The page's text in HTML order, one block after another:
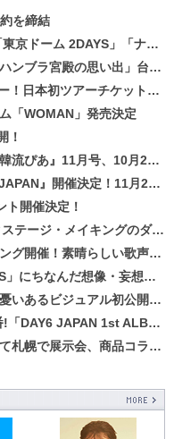
を締結
京セラドーム1DAY」2019年ドームツアー開催決定！！
の思い出」台本読み現場を公開
チケットが早くもプレミア化！？
「WOMAN」発売決定
！
11月号、10月22日（月）発売！
月21、22日にパシフィコ横浜にて実施
ト開催決定！
キングのダイジェスト映像が公開！
らしい歌声に癒される贅沢な時間
だ想像・妄想企画がスタート！
リョウク、SHIN、KENらのコメントが到着！
」発売記念 ライブ@ニコ生」を配信決定!
示会、商品コラボが実現！！